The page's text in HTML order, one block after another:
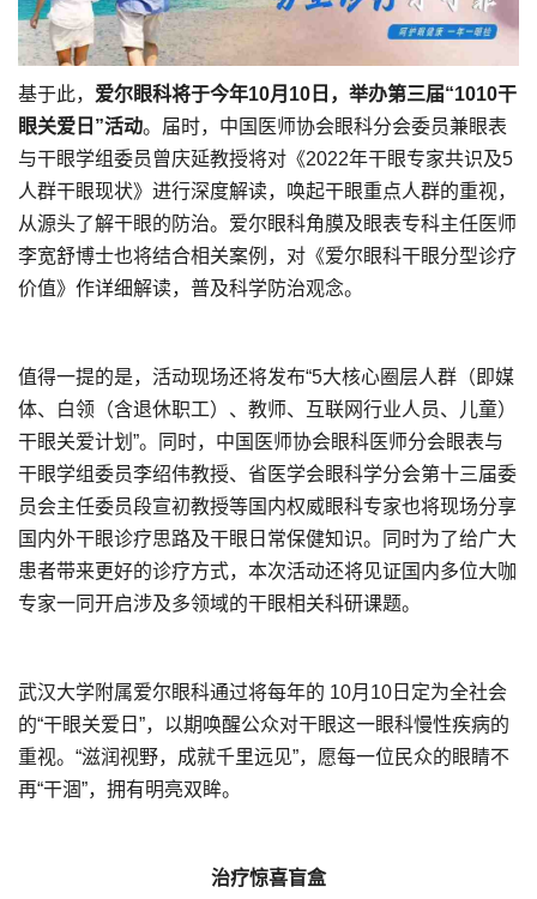
基于此， 爱尔眼科将于今年10月10日，举办第三届“1010干
眼关爱日”活动。届时，中国医师协会眼科分会委员兼眼表
与干眼学组委员曾庆延教授将对《2022年干眼专家共识及5
人群干眼现状》进行深度解读，唤起干眼重点人群的重视，
从源头了解干眼的防治。爱尔眼科角膜及眼表专科主任医师
李宽舒博士也将结合相关案例，对《爱尔眼科干眼分型诊疗
价值》作详细解读，普及科学防治观念。
值得一提的是，活动现场还将发布“5大核心圈层人群（即媒
体、白领（含退休职工）、教师、互联网行业人员、儿童）
干眼关爱计划”。同时，中国医师协会眼科医师分会眼表与
干眼学组委员李绍伟教授、省医学会眼科学分会第十三届委
员会主任委员段宣初教授等国内权威眼科专家也将现场分享
国内外干眼诊疗思路及干眼日常保健知识。同时为了给广大
患者带来更好的诊疗方式，本次活动还将见证国内多位大咖
专家一同开启涉及多领域的干眼相关科研课题。
武汉大学附属爱尔眼科通过将每年的 10月10日定为全社会
的“干眼关爱日”，以期唤醒公众对干眼这一眼科慢性疾病的
重视。“滋润视野，成就千里远见”，愿每一位民众的眼睛不
再“干涸”，拥有明亮双眸。
治疗惊喜盲盒